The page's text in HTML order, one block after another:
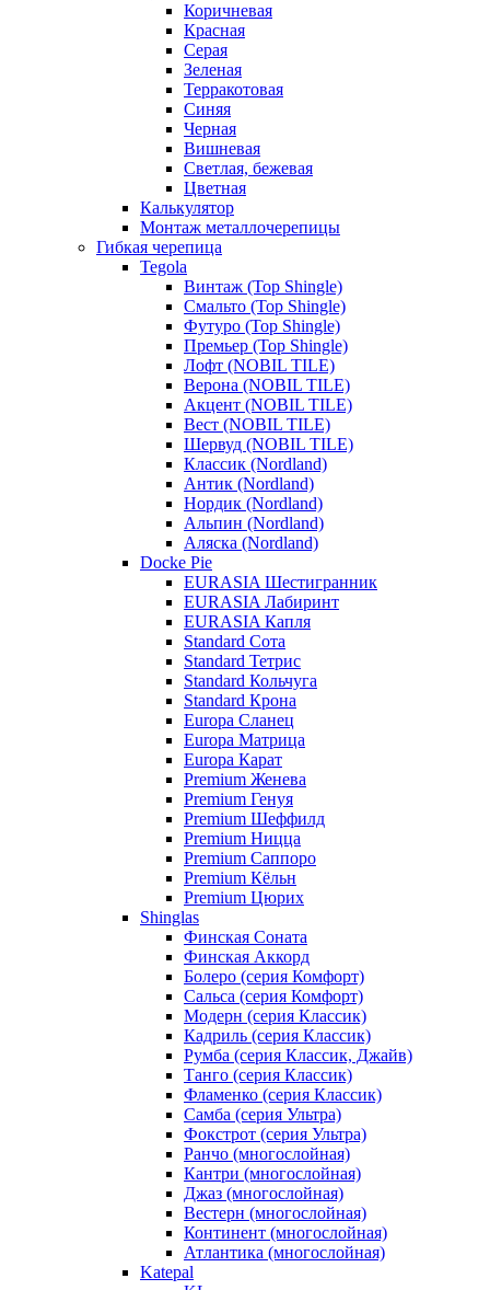
Коричневая
Красная
Серая
Зеленая
Терракотовая
Синяя
Черная
Вишневая
Светлая, бежевая
Цветная
Калькулятор
Монтаж металлочерепицы
Гибкая черепица
Tegola
Винтаж (Top Shingle)
Смальто (Top Shingle)
Футуро (Top Shingle)
Премьер (Top Shingle)
Лофт (NOBIL TILE)
Верона (NOBIL TILE)
Акцент (NOBIL TILE)
Вест (NOBIL TILE)
Шервуд (NOBIL TILE)
Классик (Nordland)
Антик (Nordland)
Нордик (Nordland)
Альпин (Nordland)
Аляска (Nordland)
Docke Pie
EURASIA Шестигранник
EURASIA Лабиринт
EURASIA Капля
Standard Сота
Standard Тетрис
Standard Кольчуга
Standard Крона
Europa Сланец
Europa Матрица
Europa Карат
Premium Женева
Premium Генуя
Premium Шеффилд
Premium Ницца
Premium Саппоро
Premium Кёльн
Premium Цюрих
Shinglas
Финская Соната
Финская Аккорд
Болеро (серия Комфорт)
Сальса (серия Комфорт)
Модерн (серия Классик)
Кадриль (серия Классик)
Румба (серия Классик, Джайв)
Танго (серия Классик)
Фламенко (серия Классик)
Самба (серия Ультра)
Фокстрот (серия Ультра)
Ранчо (многослойная)
Кантри (многослойная)
Джаз (многослойная)
Вестерн (многослойная)
Континент (многослойная)
Атлантика (многослойная)
Katepal